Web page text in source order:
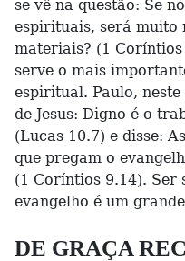
se vê na questão: Se
espirituais, será muito
materiais? (1
serve o mais
espiritual. Paulo,
de Jesus: Digno é o
(Lucas 10.7) e disse:
que pregam o
(1 Coríntios 9.14). Ser
evangelho é um
DE GRAÇA